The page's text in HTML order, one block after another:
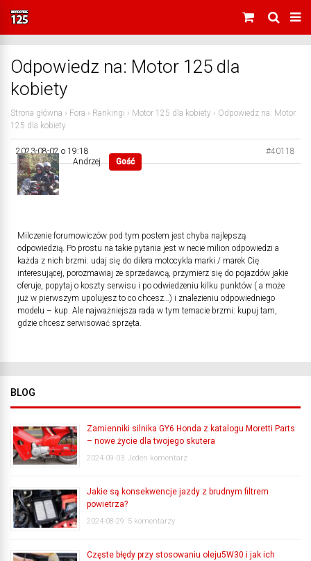
Odpowiedz na: Motor 125 dla
kobiety
Strona główna › Fora › Rankingi › Motor 125 dla kobiety › Odpowiedz na: Motor
125 dla kobiety
2023-08-02 o 19:18
#40118
Andrzej
Gość
Milczenie forumowiczów pod tym postem jest chyba najlepszą
odpowiedzią. Po prostu na takie pytania jest w necie milion odpowiedzi a
każda z nich brzmi: udaj się do dilera motocykla marki / marek Cię
interesującej, porozmawiaj ze sprzedawcą, przymierz się do pojazdów jakie
oferuje, popytaj o koszty serwisu i po odwiedzeniu kilku punktów ( a może
już w pierwszym upolujesz to co chcesz…) i znalezieniu odpowiedniego
modelu – kup. Ale najważniejsza rada w tym temacie brzmi: kupuj tam,
gdzie chcesz serwisować sprzęta.
BLOG
Zamienniki silnika GY6 Honda z katalogu Moretti Parts
– nowe życie dla twojego skutera
2024-09-03 Jeden komentarz
Jakie są konsekwencje jazdy z brudnym filtrem
powietrza?
2024-08-29 5 komentarzy
Częste błędy przy stosowaniu oleju5W30 i jak ich